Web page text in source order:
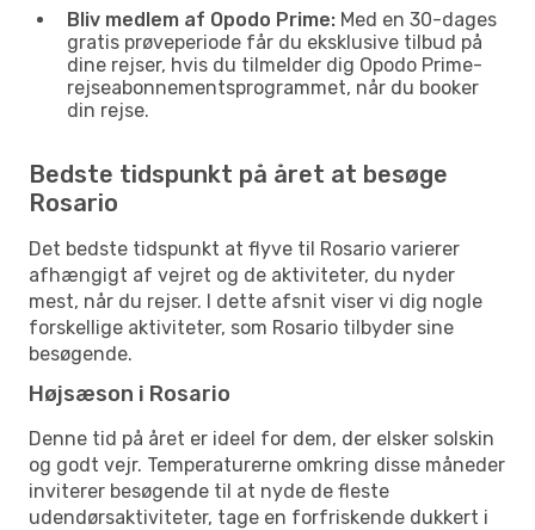
Bliv medlem af Opodo Prime: Med en 30-dages
gratis prøveperiode får du eksklusive tilbud på
dine rejser, hvis du tilmelder dig Opodo Prime-
rejseabonnementsprogrammet, når du booker
din rejse.
Bedste tidspunkt på året at besøge
Rosario
Det bedste tidspunkt at flyve til Rosario varierer
afhængigt af vejret og de aktiviteter, du nyder
mest, når du rejser. I dette afsnit viser vi dig nogle
forskellige aktiviteter, som Rosario tilbyder sine
besøgende.
Højsæson i Rosario
Denne tid på året er ideel for dem, der elsker solskin
og godt vejr. Temperaturerne omkring disse måneder
inviterer besøgende til at nyde de fleste
udendørsaktiviteter, tage en forfriskende dukkert i